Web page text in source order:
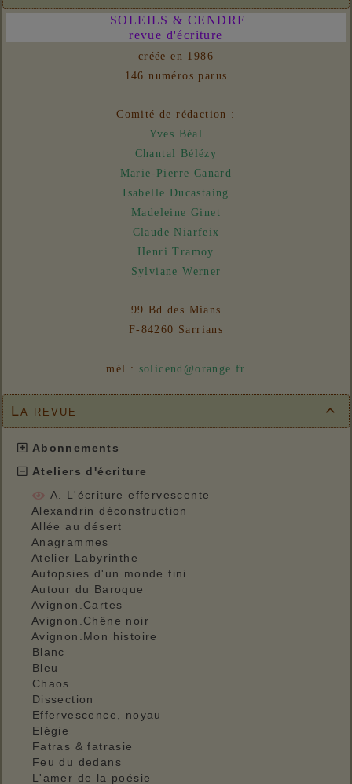
31/07/2026 :Ateliers d'écriture - Plis et replis
- Un euro ne fait pas le printemps
SOLEILS & CENDRE
revue d'écriture
créée en 1986
146 numéros parus
Comité de rédaction :
Yves Béal
Chantal Bélézy
Marie-Pierre Canard
Isabelle Ducastaing
Madeleine Ginet
Claude Niarfeix
Henri Tramoy
Sylviane Werner
99 Bd des Mians
F-84260 Sarrians
mél : solicend@orange.fr

La revue
Abonnements
Ateliers d'écriture
A. L'écriture effervescente
Alexandrin déconstruction
Allée au désert
Anagrammes
Atelier Labyrinthe
Autopsies d'un monde fini
Autour du Baroque
Avignon.Cartes
Avignon.Chêne noir
Avignon.Mon histoire
Blanc
Bleu
Chaos
Dissection
Effervescence, noyau
Elégie
Fatras & fatrasie
Feu du dedans
L'amer de la poésie